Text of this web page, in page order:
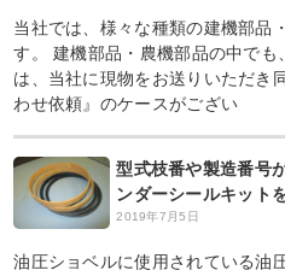
当社では、様々な種類の建機部品
す。 建機部品・農機部品の中で
は、当社に現物をお送りいただき
わせ依頼』のケースがござい
型式枝番や製造番号
ンダーシールキット
2019年7月5日
油圧ショベルに使用されている油